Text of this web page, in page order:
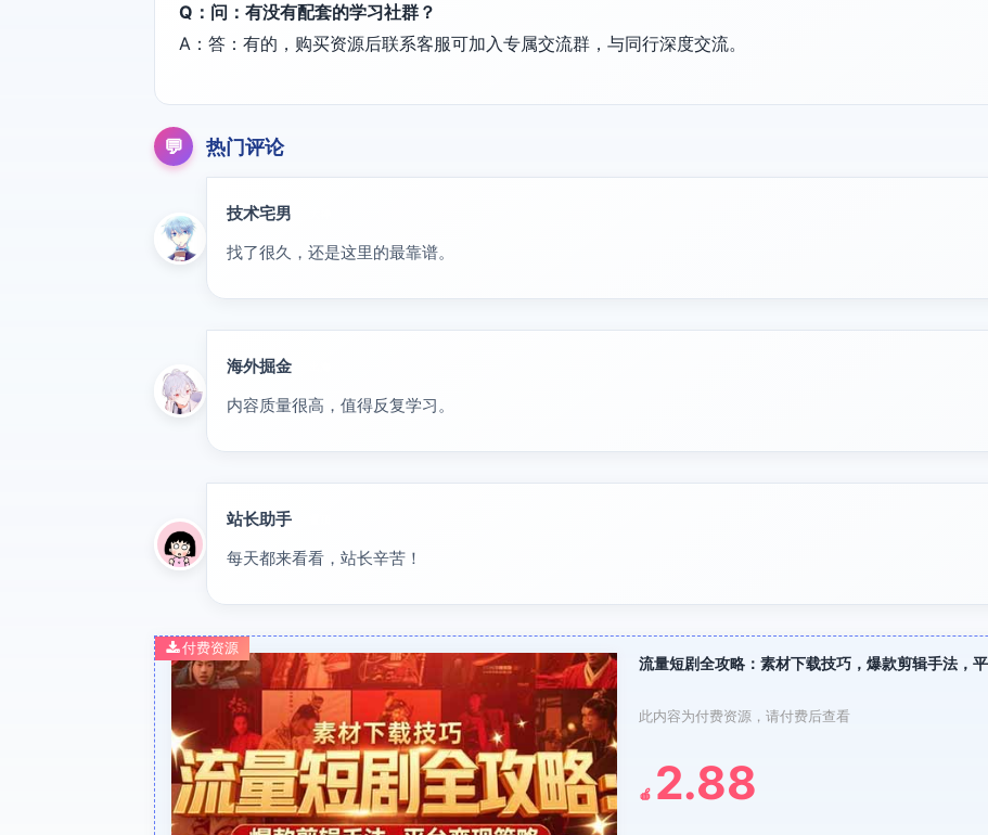
Q：问：有没有配套的学习社群？
A：答：有的，购买资源后联系客服可加入专属交流群，与同行深度交流。
💬 热门评论
技术宅男
找了很久，还是这里的最靠谱。
海外掘金
内容质量很高，值得反复学习。
站长助手
每天都来看看，站长辛苦！
流量短剧全攻略：素材下载技巧，爆款剪辑手法，
此内容为付费资源，请付费后查看
🍎 2.88
付费资源